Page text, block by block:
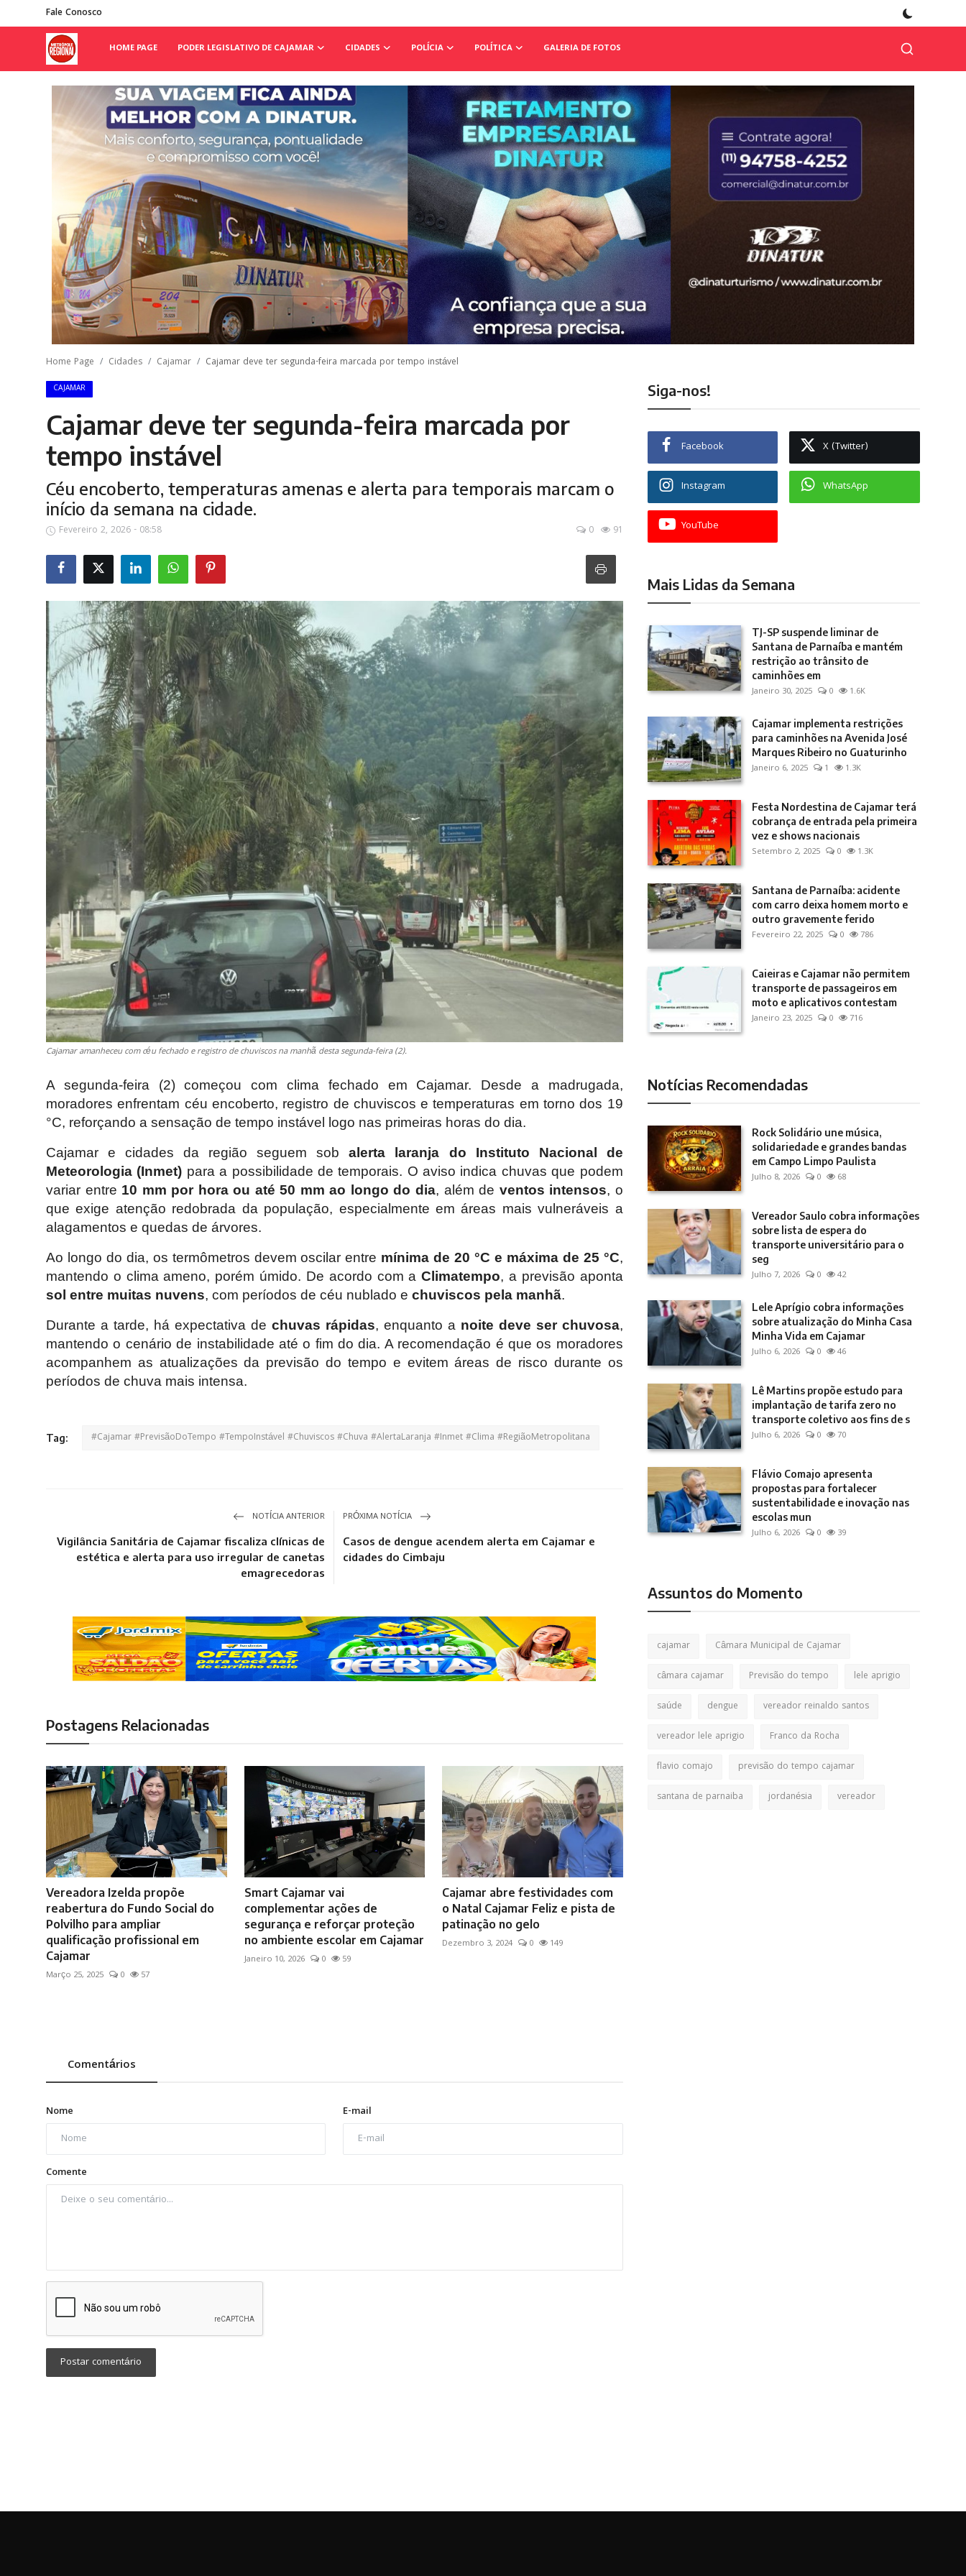
Fale Conosco
HOME PAGE PODER LEGISLATIVO DE CAJAMAR CIDADES POLÍCIA POLÍTICA GALERIA DE FOTOS
Poder Legislativo de Cajamar
Galeria de Fotos
Home Page Cidades Cajamar Cajamar deve ter segunda-feira marcada por tempo instável
CAJAMAR
Cajamar deve ter segunda-feira marcada por
tempo instável
Céu encoberto, temperaturas amenas e alerta para temporais marcam o
início da semana na cidade.
Fevereiro 2, 2026 - 08:58 0 91
Cajamar amanheceu com céu fechado e registro de chuviscos na manhã desta segunda-feira (2).
A segunda-feira (2) começou com clima fechado em Cajamar. Desde a madrugada,
moradores enfrentam céu encoberto, registro de chuviscos e temperaturas em torno dos 19
°C, reforçando a sensação de tempo instável logo nas primeiras horas do dia.
Cajamar e cidades da região seguem sobalerta laranja do Instituto Nacional de
Meteorologia (Inmet) para a possibilidade de temporais. O aviso indica chuvas que podem
variar entre 10 mm por hora ou até 50 mm ao longo do dia, além de ventos intensos, o
que exige atenção redobrada da população, especialmente em áreas mais vulneráveis a
alagamentos e quedas de árvores.
Ao longo do dia, os termômetros devem oscilar entre mínima de 20 °C e máxima de 25 °C,
mantendo o clima ameno, porém úmido. De acordo com aClimatempo, a previsão aponta
sol entre muitas nuvens, com períodos de céu nublado e chuviscos pela manhã.
Durante a tarde, há expectativa de chuvas rápidas, enquanto a noite deve ser chuvosa,
mantendo o cenário de instabilidade até o fim do dia. A recomendação é que os moradores
acompanhem as atualizações da previsão do tempo e evitem áreas de risco durante os
períodos de chuva mais intensa.
Tag: #Cajamar #PrevisãoDoTempo #TempoInstável #Chuviscos #Chuva #AlertaLaranja #Inmet #Clima #RegiãoMetropolitana
NOTÍCIA ANTERIOR
Vigilância Sanitária de Cajamar fiscaliza clínicas de
estética e alerta para uso irregular de canetas
emagrecedoras
PRÓXIMA NOTÍCIA
Casos de dengue acendem alerta em Cajamar e
cidades do Cimbaju
Postagens Relacionadas
Vereadora Izelda propõe
reabertura do Fundo Social do
Polvilho para ampliar
qualificação profissional em
Cajamar
Março 25, 2025 0 57
Smart Cajamar vai
complementar ações de
segurança e reforçar proteção
no ambiente escolar em Cajamar
Janeiro 10, 2026 0 59
Cajamar abre festividades com
o Natal Cajamar Feliz e pista de
patinação no gelo
Dezembro 3, 2024 0 149
Comentários
Nome E-mail
Comente
Postar comentário
Siga-nos!
Facebook X (Twitter)
Instagram WhatsApp
YouTube
Mais Lidas da Semana
TJ-SP suspende liminar de
Santana de Parnaíba e mantém
restrição ao trânsito de
caminhões em
Janeiro 30, 2025 0 1.6K
Cajamar implementa restrições
para caminhões na Avenida José
Marques Ribeiro no Guaturinho
Janeiro 6, 2025 1 1.3K
Festa Nordestina de Cajamar terá
cobrança de entrada pela primeira
vez e shows nacionais
Setembro 2, 2025 0 1.3K
Santana de Parnaíba: acidente
com carro deixa homem morto e
outro gravemente ferido
Fevereiro 22, 2025 0 786
Caieiras e Cajamar não permitem
transporte de passageiros em
moto e aplicativos contestam
Janeiro 23, 2025 0 716
Notícias Recomendadas
Rock Solidário une música,
solidariedade e grandes bandas
em Campo Limpo Paulista
Julho 8, 2026 0 68
Vereador Saulo cobra informações
sobre lista de espera do
transporte universitário para o
seg
Julho 7, 2026 0 42
Lele Aprígio cobra informações
sobre atualização do Minha Casa
Minha Vida em Cajamar
Julho 6, 2026 0 46
Lê Martins propõe estudo para
implantação de tarifa zero no
transporte coletivo aos fins de s
Julho 6, 2026 0 70
Flávio Comajo apresenta
propostas para fortalecer
sustentabilidade e inovação nas
escolas mun
Julho 6, 2026 0 39
Assuntos do Momento
cajamar
Câmara Municipal de Cajamar
câmara cajamar
Previsão do tempo
lele aprigio
saúde
dengue
vereador reinaldo santos
vereador lele aprigio
Franco da Rocha
flavio comajo
previsão do tempo cajamar
santana de parnaiba
jordanésia vereador